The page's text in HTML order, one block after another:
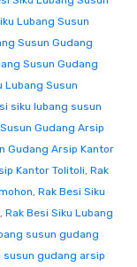
Lubang Susun
Susun Gudang
Susun Gudang
Lubang Susun
siku lubang susun
Gudang Arsip
Gudang Arsip Kantor
Kantor Tolitoli, Rak
, Rak Besi Siku
, Rak Besi Siku Lubang
susun gudang
susun gudang arsip